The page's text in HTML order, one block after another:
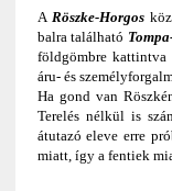
A Röszke-Horgos
balra található
földgömbre
áru- és
Ha gond van
Terelés nélkül is
átutazó eleve erre
miatt, így a fentiek